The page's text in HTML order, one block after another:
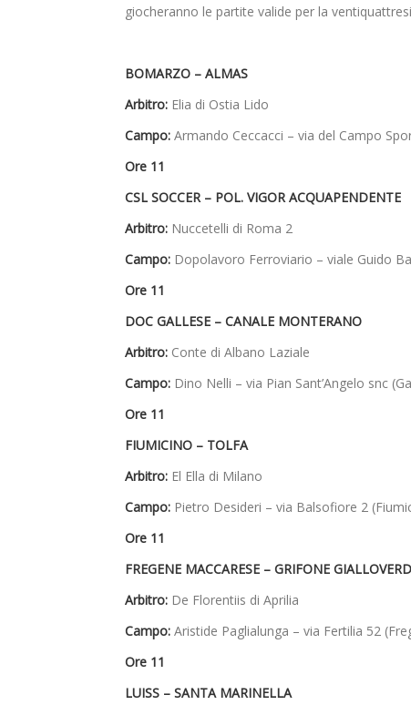
giocheranno le partite valide per la
BOMARZO – ALMAS
Arbitro: Elia di Ostia Lido
Campo: Armando Ceccacci – via del Campo
Ore 11
CSL SOCCER – POL. VIGOR ACQUAPENDENTE
Arbitro: Nuccetelli di Roma 2
Campo: Dopolavoro Ferroviario – viale Guido
Ore 11
DOC GALLESE – CANALE MONTERANO
Arbitro: Conte di Albano Laziale
Campo: Dino Nelli – via Pian Sant’Angelo snc
Ore 11
FIUMICINO – TOLFA
Arbitro: El Ella di Milano
Campo: Pietro Desideri – via Balsofiore 2
Ore 11
FREGENE MACCARESE – GRIFONE
Arbitro: De Florentiis di Aprilia
Campo: Aristide Paglialunga – via Fertilia 52
Ore 11
LUISS – SANTA MARINELLA